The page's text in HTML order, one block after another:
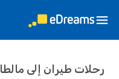
رحلات طيران إلى مالطا